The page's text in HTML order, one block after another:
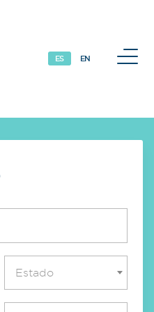
ES EN
Estado